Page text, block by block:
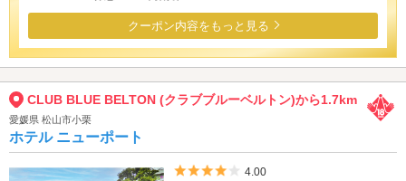
クーポン内容をもっと見る
CLUB BLUE BELTON (クラブブルーベルトン)から1.7km
愛媛県 松山市小栗
ホテル ニューポート
5つ星のうち4
4.00